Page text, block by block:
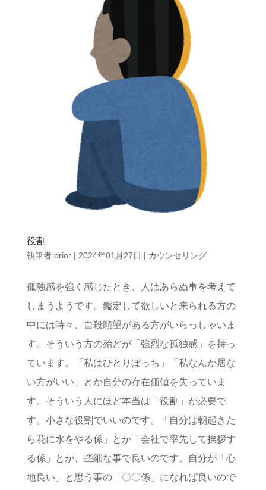
役割
執筆者 orior| 2024年01月27日 | カウンセリング
孤独感を強く感じたとき、人はあらぬ事を考えて
しまうようです。鑑定して欲しいと来られる方の
中には時々、自殺願望がある方がいらっしゃいま
す。そういう方の殆どが「強烈な孤独感」を持っ
ています。「私はひとりぼっち」「私なんか居な
い方がいい」とか自分の存在価値を失っていま
す。そういう人にほど本当は「役割」が必要で
す。小さな役割でいいのです。「自分は朝起きた
ら花に水をやる係」とか「会社で率先して挨拶す
る係」とか、些細な事で良いのです。自分が「心
地良い」と思う事の「〇〇係」になれば良いので